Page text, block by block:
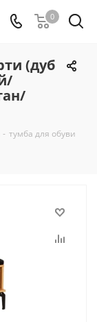
0
(дуб
- тумба для обуви